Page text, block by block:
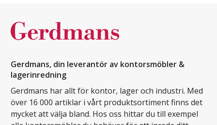
Gerdmans, din leverantör av kontorsmöbler &
lagerinredning
Gerdmans har allt för kontor, lager och industri. Med
över 16 000 artiklar i vårt produktsortiment finns det
mycket att välja bland. Hos oss hittar du till exempel